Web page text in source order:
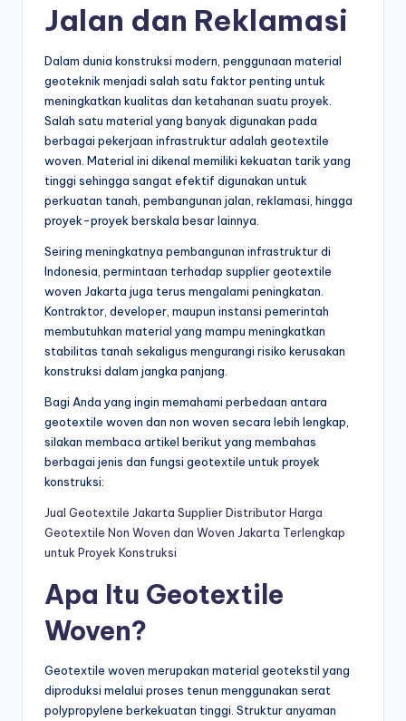
Jalan dan Reklamasi
Dalam dunia konstruksi modern, penggunaan material
geoteknik menjadi salah satu faktor penting untuk
meningkatkan kualitas dan ketahanan suatu proyek.
Salah satu material yang banyak digunakan pada
berbagai pekerjaan infrastruktur adalah geotextile
woven. Material ini dikenal memiliki kekuatan tarik yang
tinggi sehingga sangat efektif digunakan untuk
perkuatan tanah, pembangunan jalan, reklamasi, hingga
proyek-proyek berskala besar lainnya.
Seiring meningkatnya pembangunan infrastruktur di
Indonesia, permintaan terhadap supplier geotextile
woven Jakarta juga terus mengalami peningkatan.
Kontraktor, developer, maupun instansi pemerintah
membutuhkan material yang mampu meningkatkan
stabilitas tanah sekaligus mengurangi risiko kerusakan
konstruksi dalam jangka panjang.
Bagi Anda yang ingin memahami perbedaan antara
geotextile woven dan non woven secara lebih lengkap,
silakan membaca artikel berikut yang membahas
berbagai jenis dan fungsi geotextile untuk proyek
konstruksi:
Jual Geotextile Jakarta Supplier Distributor Harga
Geotextile Non Woven dan Woven Jakarta Terlengkap
untuk Proyek Konstruksi
Apa Itu Geotextile
Woven?
Geotextile woven merupakan material geotekstil yang
diproduksi melalui proses tenun menggunakan serat
polypropylene berkekuatan tinggi. Struktur anyaman